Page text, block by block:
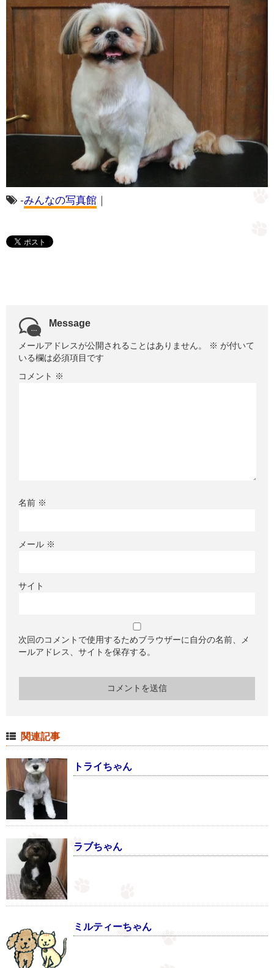
-みんなの写真館
Message
メールアドレスが公開されることはありません。 ※ が付いて
いる欄は必須項目です
コメント ※
名前 ※
メール ※
サイト
次回のコメントで使用するためブラウザーに自分の名前、メ
ールアドレス、サイトを保存する。
関連記事
トライちゃん
ラブちゃん
ミルティーちゃん